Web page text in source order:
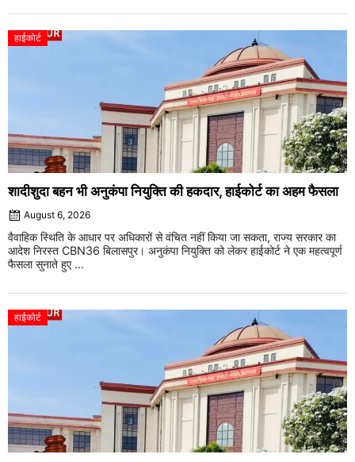
हाईकोर्ट
शादीशुदा बहन भी अनुकंपा नियुक्ति की हकदार, हाईकोर्ट का अहम फैसला
August 6, 2026
वैवाहिक स्थिति के आधार पर अधिकारों से वंचित नहीं किया जा सकता, राज्य सरकार का
आदेश निरस्त CBN36 बिलासपुर। अनुकंपा नियुक्ति को लेकर हाईकोर्ट ने एक महत्वपूर्ण
फैसला सुनाते हुए ...
हाईकोर्ट